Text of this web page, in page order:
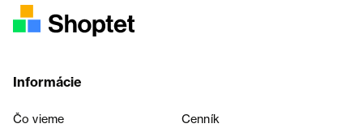
Informácie
Čo vieme
Cenník